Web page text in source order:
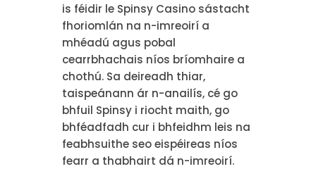
is féidir le Spinsy Casino sástacht
fhoriomlán na n-imreoirí a
mhéadú agus pobal
cearrbhachais níos bríomhaire a
chothú. Sa deireadh thiar,
taispeánann ár n-anailís, cé go
bhfuil Spinsy i riocht maith, go
bhféadfadh cur i bhfeidhm leis na
feabhsuithe seo eispéireas níos
fearr a thabhairt dá n-imreoirí.